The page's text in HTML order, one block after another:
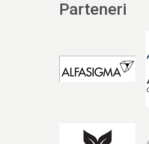
Parteneri